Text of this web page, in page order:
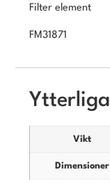
Filter element
FM31871
Vikt
Dimensioner